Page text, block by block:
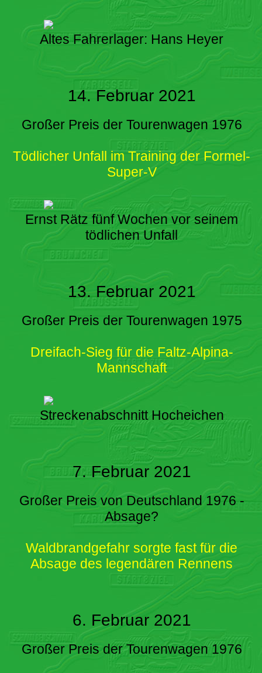
Altes Fahrerlager: Hans Heyer
14. Februar 2021
Großer Preis der Tourenwagen 1976
Tödlicher Unfall im Training der Formel-
Super-V
Ernst Rätz fünf Wochen vor seinem
tödlichen Unfall
13. Februar 2021
Großer Preis der Tourenwagen 1975
Dreifach-Sieg für die Faltz-Alpina-
Mannschaft
Streckenabschnitt Hocheichen
7. Februar 2021
Großer Preis von Deutschland 1976 -
Absage?
Waldbrandgefahr sorgte fast für die
Absage des legendären Rennens
6. Februar 2021
Großer Preis der Tourenwagen 1976